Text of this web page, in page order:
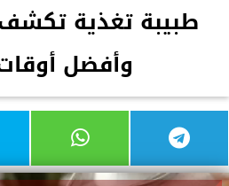
طبيبة تغذية
وأفضل